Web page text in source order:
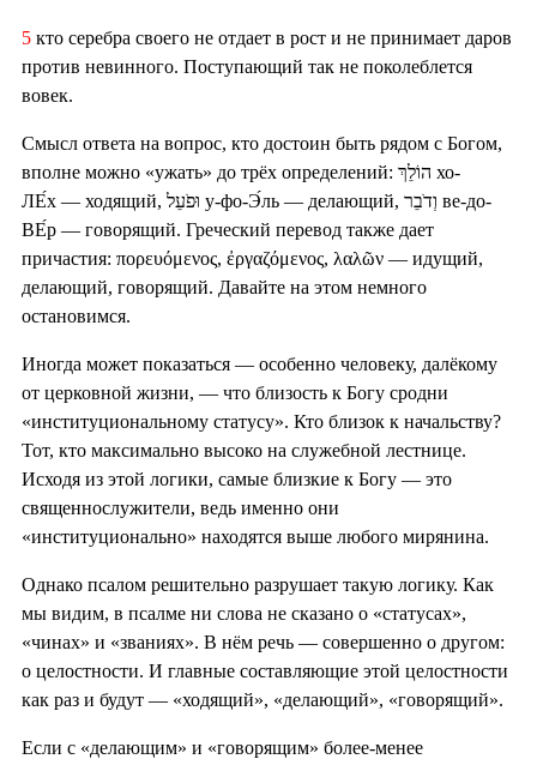
5 кто серебра своего не отдает в рост и не принимает даров
против невинного. Поступающий так не поколеблется
вовек.
Смысл ответа на вопрос, кто достоин быть рядом с Богом,
вполне можно «ужать» до трёх определений: הוֹלֵךְ хо-
ЛЕ́х — ходящий, וּפֹעֵל у-фо-Э́ль — делающий, וְדֹבֵר ве-до-
ВЕ́р — говорящий. Греческий перевод также дает
причастия: πορευόμενος, ἐργαζόμενος, λαλῶν — идущий,
делающий, говорящий. Давайте на этом немного
остановимся.
Иногда может показаться — особенно человеку, далёкому
от церковной жизни, — что близость к Богу сродни
«институциональному статусу». Кто близок к начальству?
Тот, кто максимально высоко на служебной лестнице.
Исходя из этой логики, самые близкие к Богу — это
священнослужители, ведь именно они
«институционально» находятся выше любого мирянина.
Однако псалом решительно разрушает такую логику. Как
мы видим, в псалме ни слова не сказано о «статусах»,
«чинах» и «званиях». В нём речь — совершенно о другом:
о целостности. И главные составляющие этой целостности
как раз и будут — «ходящий», «делающий», «говорящий».
Если с «делающим» и «говорящим» более-менее